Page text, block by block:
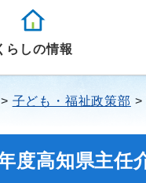
らしの情報
子ども・福祉政策部
度高知県主任